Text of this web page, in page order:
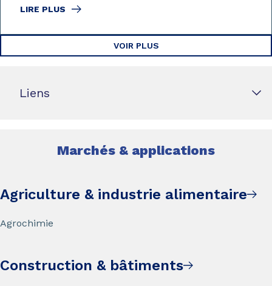
LIRE PLUS
VOIR PLUS
Liens
Marchés & applications
Agriculture & industrie alimentaire
Agrochimie
Construction & bâtiments